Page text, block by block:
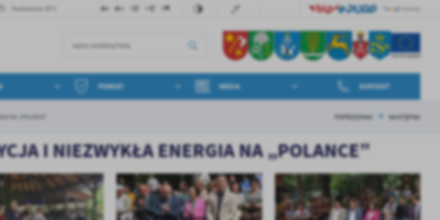
POWIAT MEDIA KONTAKT
POPRZEDNIA NASTĘPNA
I NIEZWYKŁA ENERGIA NA „POLANCE”